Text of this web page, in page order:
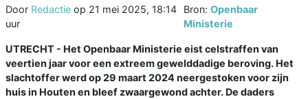
Door Redactie op 21 mei 2025, 18:14
uur
Bron:Openbaar
Ministerie
UTRECHT - Het Openbaar Ministerie eist celstraffen van
veertien jaar voor een extreem gewelddadige beroving. Het
slachtoffer werd op 29 maart 2024 neergestoken voor zijn
huis in Houten en bleef zwaargewond achter. De daders